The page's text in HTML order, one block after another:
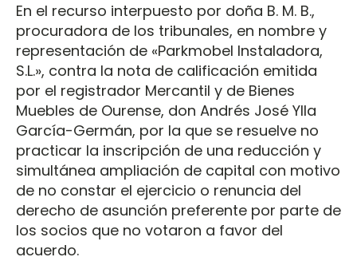
En el recurso interpuesto por doña B. M. B.,
procuradora de los tribunales, en nombre y
representación de «Parkmobel Instaladora,
S.L.», contra la nota de calificación emitida
por el registrador Mercantil y de Bienes
Muebles de Ourense, don Andrés José Ylla
García-Germán, por la que se resuelve no
practicar la inscripción de una reducción y
simultánea ampliación de capital con motivo
de no constar el ejercicio o renuncia del
derecho de asunción preferente por parte de
los socios que no votaron a favor del
acuerdo.